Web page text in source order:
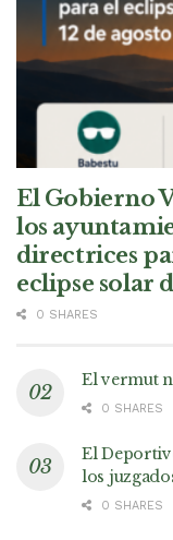
El Gobierno
los
directrices
eclipse solar
0 SHARES
El vermut
0 SHARES
El
los
0 SHARES